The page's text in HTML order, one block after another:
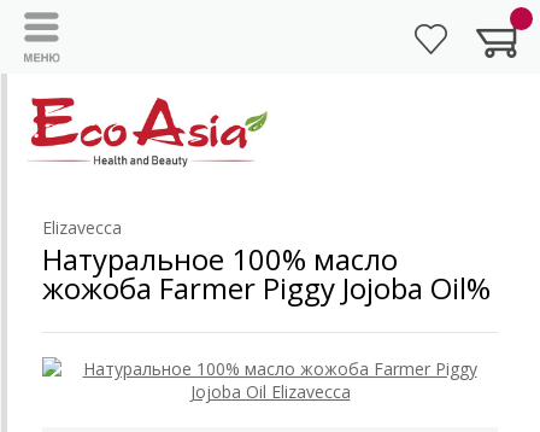
Elizavecca
Натуральное 100% масло
жожоба Farmer Piggy Jojoba Oil%